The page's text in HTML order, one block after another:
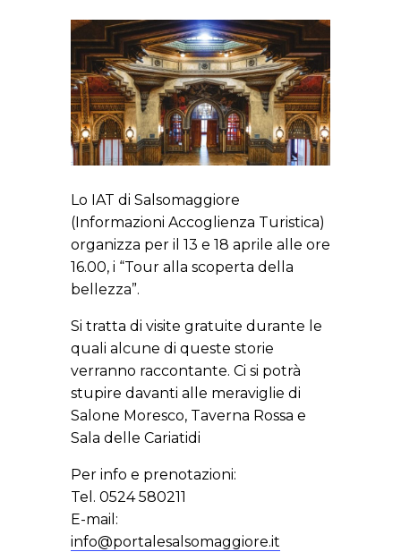
Lo IAT di Salsomaggiore
(Informazioni Accoglienza Turistica)
organizza per il 13 e 18 aprile alle ore
16.00, i “Tour alla scoperta della
bellezza”.
Si tratta di visite gratuite durante le
quali alcune di queste storie
verranno raccontante. Ci si potrà
stupire davanti alle meraviglie di
Salone Moresco, Taverna Rossa e
Sala delle Cariatidi
Per info e prenotazioni:
Tel. 0524 580211
E-mail:
info@portalesalsomaggiore.it